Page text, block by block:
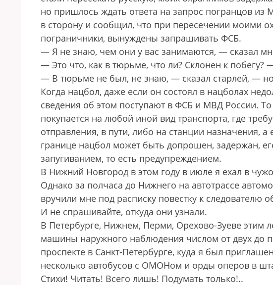
но пришлось ждать ответа на запрос погранцов из
в сторону и сообщил, что при пересечении моими
пограничники, вынуждены запрашивать ФСБ.
— Я не знаю, чем они у вас занимаются, — сказал
— Это что, как в тюрьме, что ли? Склонен к побегу?
— В тюрьме не был, не знаю, — сказал старлей, —
Когда нацбол, даже если он состоял в нацболах
сведения об этом поступают в ФСБ и МВД России.
покупается на любой иной вид транспорта, где
отправления, в пути, либо на станции назначения,
границе нацбол может быть допрошен, задержан,
запугиванием, то есть предупреждением.
В Нижний Новгород в этом году в июле я ехал в
Однако за полчаса до Нижнего на автотрассе
вручили мне под расписку повестку к следователю
И не спрашивайте, откуда они узнали.
В Петербурге, Нижнем, Перми, Орехово-Зуеве этим
машины наружного наблюдения числом от двух до
проспекте в Санкт-Петербурге, куда я был
несколько автобусов с ОМОНом и орды оперов в
Стихи! Читать! Всего лишь! Подумать только!..